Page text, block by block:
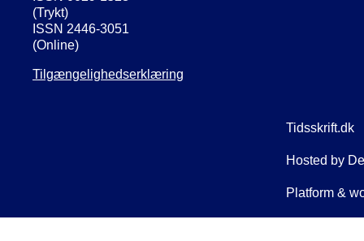
(Trykt)
ISSN 2446-3051
(Online)
Tilgængelighedserklæring